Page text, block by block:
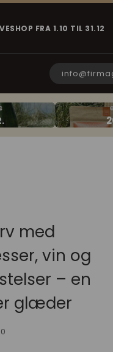
FRA 1.10 TIL 31.12
med
vin og
– en
glæder